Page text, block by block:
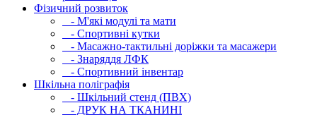
Фізичний розвиток
- М'які модулi та мати
- Спортивні кутки
- Масажно-тактильні доріжки та масажери
- Знаряддя ЛФК
- Спортивний інвентар
Шкільна поліграфія
- Шкільний стенд (ПВХ)
- ДРУК НА ТКАНИНІ